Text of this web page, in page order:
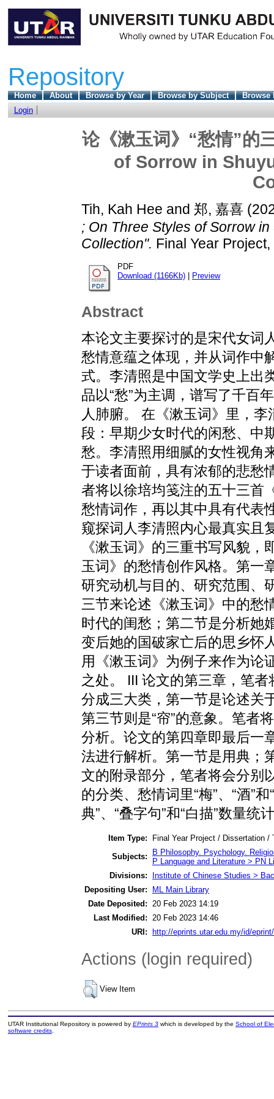
Repository
Home About Browse by Year Browse by Subject
Browse
Login
论《漱玉词》“愁情”的
of Sorrow in
Tih, Kah Hee and 郑, 嘉喜
; On Three Styles of Sorrow
Collection". Final Year Project,
PDF
Download (1166Kb)
Preview
Abstract
本论文主要探讨的是宋代女词
愁情意蕴之体现，并从词作中
式。李清照是中国文学史上出
品以“愁”为主调，谱写了千百
人肺腑。 在《漱玉词》里，
段：早期少女时代的闲愁、中
愁。李清照用细腻的女性视角
于读者面前，具有浓郁的悲愁
者将以徐培均笺注的五十三首
愁情词作，再以其中具有代表
窥探词人李清照内心最真实且
《漱玉词》的三重书写风貌
玉词》的愁情创作风格。第一
研究动机与目的、研究范围、
三节来论述《漱玉词》中的愁
时代的闺愁；第二节是分析她
变后她的国破家亡后的思乡怀
用《漱玉词》为例子来作为论
之处。 III 论文的第三章，笔
分成三大类，第一节是论述关
第三节则是“帘”的意象。笔者
分析。论文的第四章即最后一
法进行解析。第一节是用典；
文的附录部分，笔者将会分别
的分类、愁情词里“梅”、“酒”
典”、“叠字句”和“白描”数量统
Item Type:
Final Year Project / Dissertation /
Subjects:
B Philosophy. Psychology.
P Language and Literature > PN
Divisions:
Institute of Chinese Studies >
Depositing User:
ML Main Library
Date Deposited: 20 Feb 2023 14:19
Last Modified: 20 Feb 2023 14:46
URI:
http://eprints.utar.edu.my/id/
Actions (login required)
View Item
UTAR Institutional Repository is powered by EPrints 3which is developed by the School of
software credits.